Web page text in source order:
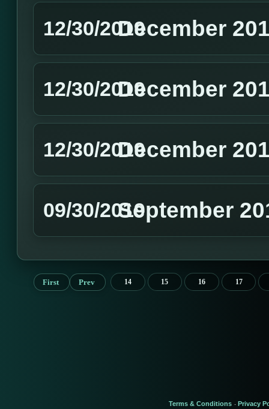
12/30/2019December
12/30/2019December
12/30/2019December
09/30/2019September
First Prev 14 15 16 17
Terms & Conditions - Privacy